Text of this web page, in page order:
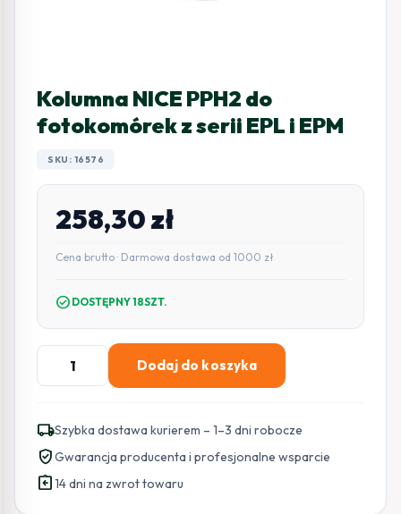
Kolumna NICE PPH2 do
fotokomórek z serii EPL i EPM
SKU: 16576
258,30zł
Cena brutto · Darmowa dostawa od 1000 zł
check_circle DOSTĘPNY 18SZT.
ilość
Kolumna
PPH2
do
fotokomórek
z
Dodaj do koszyka
local_shippingSzybka dostawa kurierem – 1–3 dni robocze
verified_userGwarancja producenta i profesjonalne wsparcie
assignment_return14 dni na zwrot towaru